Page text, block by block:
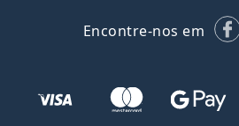
Encontre-nos em